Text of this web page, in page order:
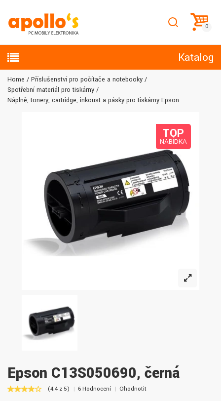
Katalog
Home
Příslušenství pro počítače a notebooky
Spotřební materiál pro tiskárny
Náplně, tonery, cartridge, inkoust a pásky pro tiskárny Epson
TOP
NABÍDKA
Epson C13S050690, černá
(4.4 z 5) 6 Hodnocení Ohodnotit